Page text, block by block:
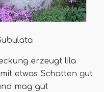
erzeugt lila
etwas Schatten gut
mag gut